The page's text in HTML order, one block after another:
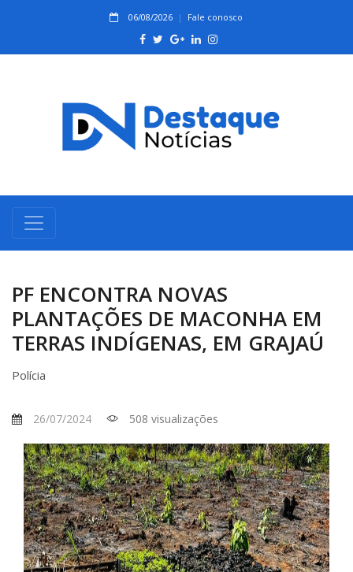
06/08/2026 Fale conosco
PF ENCONTRA NOVAS
PLANTAÇÕES DE MACONHA EM
TERRAS INDÍGENAS, EM GRAJAÚ
Polícia
26/07/2024 508 visualizações